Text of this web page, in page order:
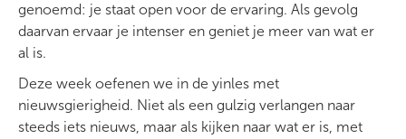
genoemd: je staat open voor de ervaring. Als gevolg
daarvan ervaar je intenser en geniet je meer van wat er
al is.
Deze week oefenen we in de yinles met
nieuwsgierigheid. Niet als een gulzig verlangen naar
steeds iets nieuws, maar als kijken naar wat er is, met